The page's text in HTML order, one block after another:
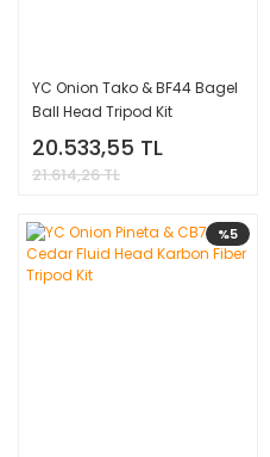
YC Onion Tako & BF44 Bagel
Ball Head Tripod Kit
20.533,55 TL
21.614,26 TL
%5